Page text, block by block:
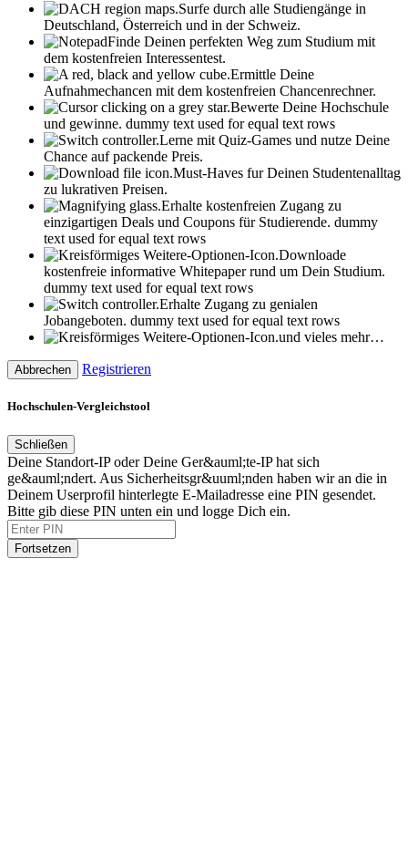
Surfe durch alle Studiengänge in
Deutschland, Österreich und in der Schweiz.
Finde Deinen perfekten Weg zum Studium mit
dem kostenfreien Interessentest.
Ermittle Deine
Aufnahmechancen mit dem kostenfreien Chancenrechner.
Bewerte Deine Hochschule
und gewinne. dummy text used for equal text rows
Lerne mit Quiz-Games und nutze Deine
Chance auf packende Preis.
Must-Haves fur Deinen Studentenalltag
zu lukrativen Preisen.
Erhalte kostenfreien Zugang zu
einzigartigen Deals und Coupons für Studierende. dummy
text used for equal text rows
Downloade
kostenfreie informative Whitepaper rund um Dein Studium.
dummy text used for equal text rows
Erhalte Zugang zu genialen
Jobangeboten. dummy text used for equal text rows
und vieles mehr…
Abbrechen Registrieren
Hochschulen-Vergleichstool
Schließen
Deine Standort-IP oder Deine Ger&auml;te-IP hat sich
ge&auml;ndert. Aus Sicherheitsgr&uuml;nden haben wir an die in
Deinem Userprofil hinterlegte E-Mailadresse eine PIN gesendet.
Bitte gib diese PIN unten ein und logge Dich ein.
Fortsetzen